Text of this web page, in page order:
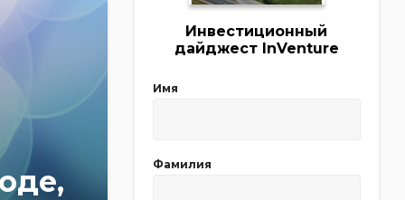
Инвестиционный
дайджест InVenture
Имя
Фамилия